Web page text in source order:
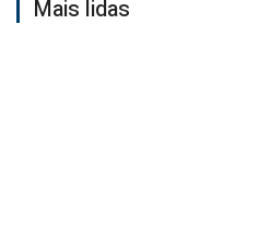
Mais lidas